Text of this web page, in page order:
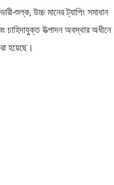
শুল্ক, উচ্চ মানের ট্যাপিং সমাধান
চাহিদাযুক্ত উত্পাদন অবস্থার অধীনে
হয়েছে।